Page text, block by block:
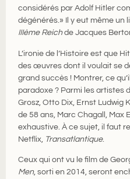
considérés par Adolf Hitler
dégénérés.» Il y eut même un
IIIème Reichde Jacques
L’ironie de l’Histoire est que
des œuvres dont il voulait se
grand succès ! Montrer, ce
paradoxe ? Parmi les artistes
Grosz, Otto Dix, Ernst Ludwig
de 58 ans, Marc Chagall, Max
exhaustive. À ce sujet, il faut
Netflix, Transatlantique.
Ceux qui ont vu le film de
Men, sorti en 2014, seront